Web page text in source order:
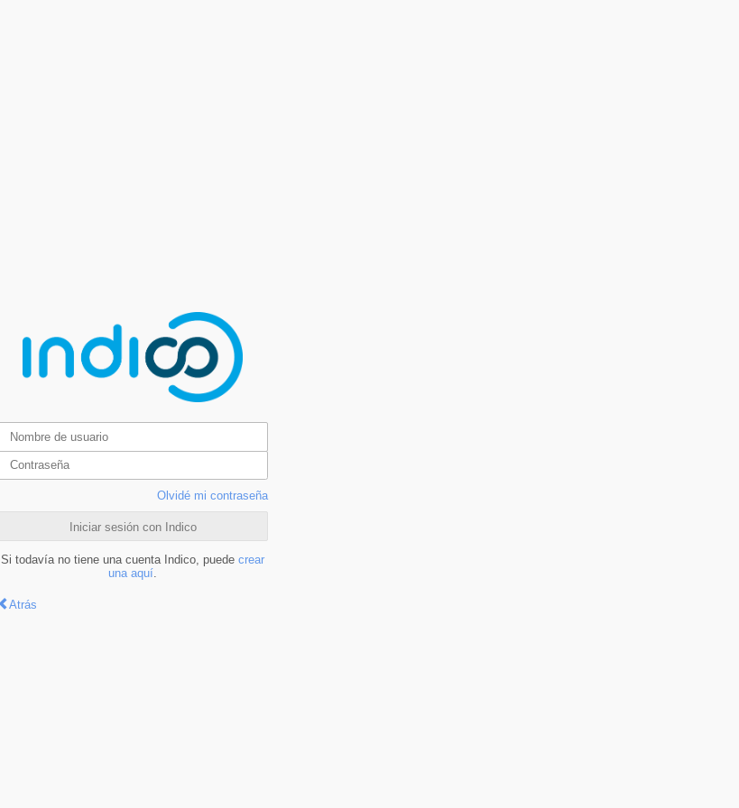
Olvidé mi contraseña
Iniciar sesión con Indico
Si todavía no tiene una cuenta Indico, puede crear
una aquí
Atrás